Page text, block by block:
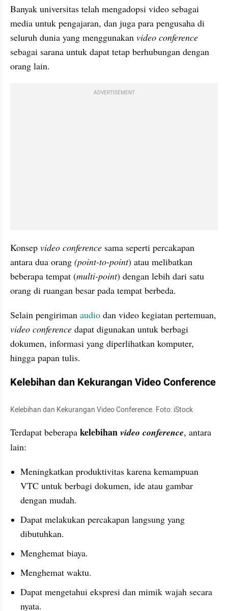
Banyak universitas telah mengadopsi video sebagai
media untuk pengajaran, dan juga para pengusaha di
seluruh dunia yang menggunakan video conference
sebagai sarana untuk dapat tetap berhubungan dengan
orang lain.
ADVERTISEMENT
Konsep video conference sama seperti percakapan
antara dua orang (point-to-point) atau melibatkan
beberapa tempat (multi-point) dengan lebih dari satu
orang di ruangan besar pada tempat berbeda.
Selain pengiriman audio
video conference dapat digunakan untuk berbagi
dokumen, informasi yang diperlihatkan komputer,
hingga papan tulis.
Kelebihan dan Kekurangan Video Conference
Kelebihan dan Kekurangan Video Conference. Foto: iStock
Terdapat beberapa kelebihan video conference, antara
lain:
Meningkatkan produktivitas karena kemampuan
VTC untuk berbagi dokumen, ide atau gambar
dengan mudah.
Dapat melakukan percakapan langsung yang
dibutuhkan.
Menghemat biaya.
Menghemat waktu.
Dapat mengetahui ekspresi dan mimik wajah secara
nyata.